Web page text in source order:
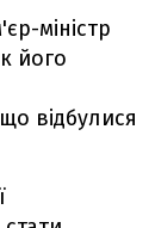
міністр
його
відбулися